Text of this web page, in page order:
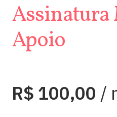
Assinatura
Apoio
R$ 100,00 /